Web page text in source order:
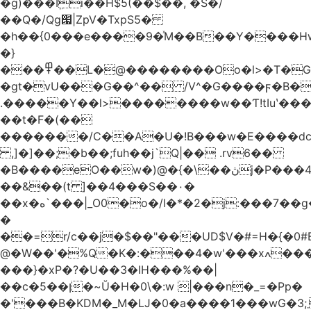
�g)���Iܹi��H$5(��$��, �S�/
��Q�/Qg՗|ZpV�TxpS5�
�h��{0���e����9�ͯM��B
�}
���߾��L�@��������Oo�l>�T�GO���p{�*�Smmn������GM���A��?
�gt�vU���G��^�� /
��t�F�(��
�������/
,]�]��;�b��;fuh��j`Q|�� .rv6��
�B����eO��w�)@�{�\��ڽj�P���4$%��ܑ
��&��(t ]��4���S��٠�
͏��x�ه`���|_O0�o�/l�*�2�j:���7��g�/
�
��=r/c��j�$��"��
@�W��'�%Q�K�:���4�w'���xߍ����r����PV��$�5�������mIz��}d���+h"SWq�w�d�w�Zas(H����qR��g�g��XNS&��9�5�Oȩ�O�
���}�xP�?�U��3�IH���%��|
��c�5��ן�~Ŭ�H�0\�:w |���n�_=�Pp�
�'���B�KDM�_M�Ǉ�0�a����1���wG�3;܂��%M�B�FV������`$)%�x|